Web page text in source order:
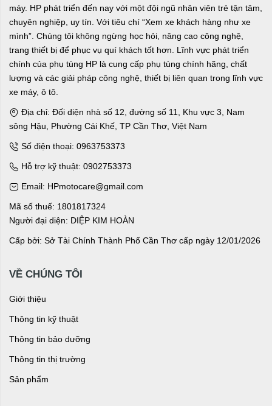
máy. HP phát triển đến nay với một đội ngũ nhân viên trẻ tận tâm,
chuyên nghiệp, uy tín. Với tiêu chí “Xem xe khách hàng như xe
mình”. Chúng tôi không ngừng học hỏi, nâng cao công nghệ,
trang thiết bị để phục vụ quí khách tốt hơn. Lĩnh vực phát triển
chính của phụ tùng HP là cung cấp phụ tùng chính hãng, chất
lượng và các giải pháp công nghệ, thiết bị liên quan trong lĩnh vực
xe máy, ô tô.
Địa chỉ: Đối diện nhà số 12, đường số 11, Khu vực 3, Nam
sông Hậu, Phường Cái Khế, TP Cần Thơ, Việt Nam
Số điện thoại: 0963753373
Hỗ trợ kỹ thuật: 0902753373
Email: HPmotocare@gmail.com
Mã số thuế: 1801817324
Người đại diện: DIỆP KIM HOÀN
Cấp bởi: Sở Tài Chính Thành Phố Cần Thơ cấp ngày 12/01/2026
VỀ CHÚNG TÔI
Giới thiệu
Thông tin kỹ thuật
Thông tin bảo dưỡng
Thông tin thị trường
Sản phẩm